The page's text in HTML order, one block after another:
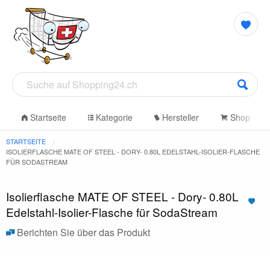
Startseite Kategorie Hersteller Shop
STARTSEITE
ISOLIERFLASCHE MATE OF STEEL - DORY- 0.80L EDELSTAHL-ISOLIER-FLASCHE
FÜR SODASTREAM
Isolierflasche MATE OF STEEL - Dory- 0.80L
Edelstahl-Isolier-Flasche für SodaStream
Berichten Sie über das Produkt